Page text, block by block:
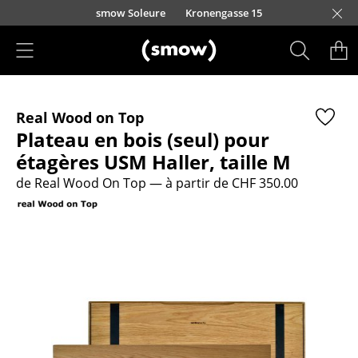
Accéder directement au contenu
smow Soleure Kronengasse 15
Sièges
Chaises de cuisine & salle à manger
Canapés
Chaises cantilever
Chaises et Tabourets de bar
Real Wood on Top
Plateau en bois (seul) pour
étagères USM Haller, taille M
de Real Wood On Top — à partir de CHF 350.00